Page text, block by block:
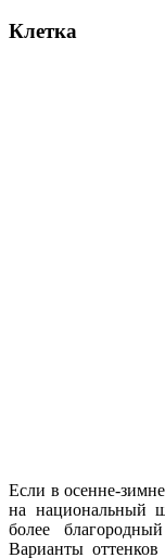
Клетка
Если в осенне-
на национальный
более
Варианты